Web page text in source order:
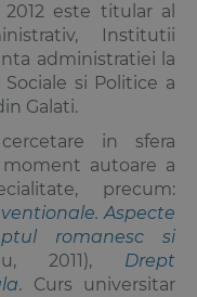
este titular al
Institutii
administratiei la
si Politice a
Galati.
in sfera
autoare a
precum:
Aspecte
romanesc si
2011), Drept
. Curs universitar